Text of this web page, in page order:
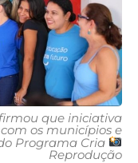
que iniciativa
os municípios e
Programa Cria
Reprodução